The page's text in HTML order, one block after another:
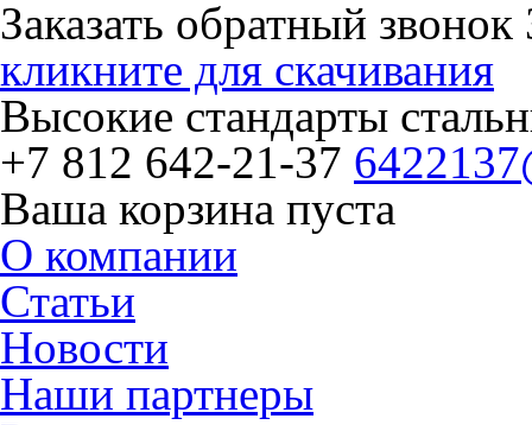
Заказать обратный звонок
кликните для скачивания
Высокие стандарты
+7 812 642-21-37
Ваша корзина пуста
О компании
Статьи
Новости
Наши партнеры